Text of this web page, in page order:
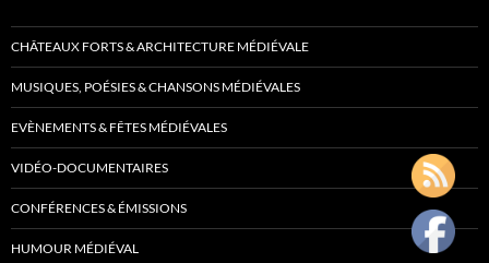
CHÂTEAUX FORTS & ARCHITECTURE MÉDIÉVALE
MUSIQUES, POÉSIES & CHANSONS MÉDIÉVALES
EVÈNEMENTS & FÊTES MÉDIÉVALES
VIDÉO-DOCUMENTAIRES
CONFÉRENCES & ÉMISSIONS
HUMOUR MÉDIÉVAL